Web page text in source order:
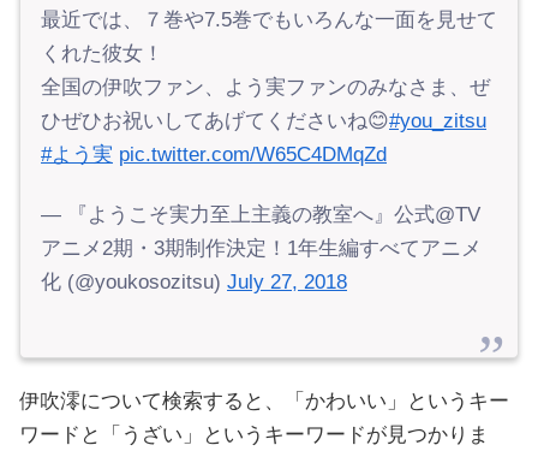
最近では、７巻や7.5巻でもいろんな一面を見せて
くれた彼女！
全国の伊吹ファン、よう実ファンのみなさま、ぜ
ひぜひお祝いしてあげてくださいね😊#you_zitsu
#よう実 pic.twitter.com/W65C4DMqZd
— 『ようこそ実力至上主義の教室へ』公式@TV
アニメ2期・3期制作決定！1年生編すべてアニメ
化 (@youkosozitsu) July 27, 2018
伊吹澪について検索すると、「かわいい」というキー
ワードと「うざい」というキーワードが見つかりま